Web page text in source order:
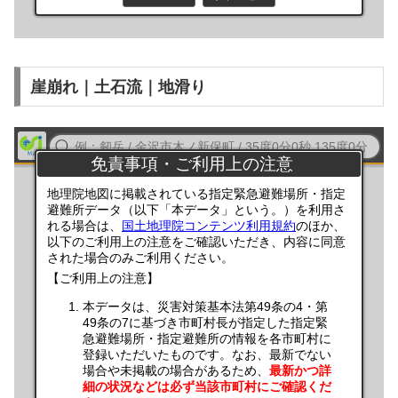
崖崩れ｜土石流｜地滑り